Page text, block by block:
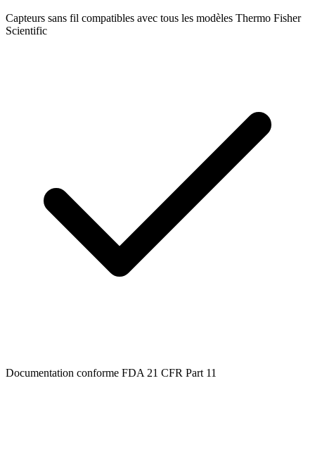
Capteurs sans fil compatibles avec tous les modèles Thermo Fisher
Scientific
Documentation conforme FDA 21 CFR Part 11